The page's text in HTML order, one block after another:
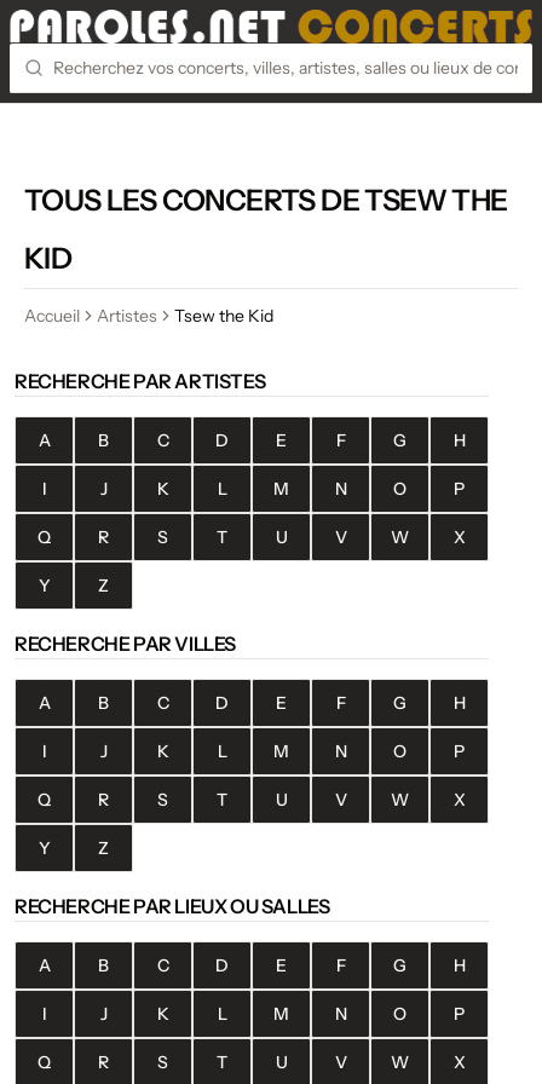
TOUS LES CONCERTS DE TSEW THE
KID
Accueil Artistes Tsew the Kid
RECHERCHE PAR ARTISTES
A B C D E F G H
I J K L M N O P
Q R S T U V W X
Y Z
RECHERCHE PAR VILLES
A B C D E F G H
I J K L M N O P
Q R S T U V W X
Y Z
RECHERCHE PAR LIEUX OU SALLES
A B C D E F G H
I J K L M N O P
Q R S T U V W X